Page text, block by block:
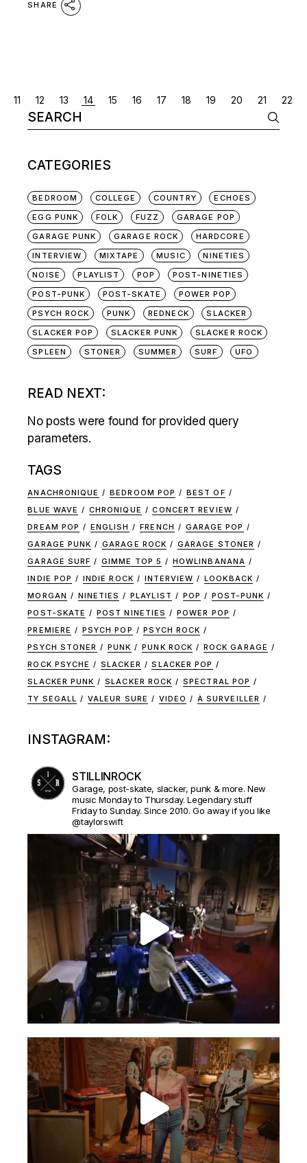
SHARE
POSTS
NAVIGATION
11 12 13 14 15 16 17 18 19 20 21 22
Search
for:
CATEGORIES
BEDROOM COLLEGE COUNTRY
ECHOES
EGG PUNK
FOLK FUZZ
GARAGE POP
GARAGE PUNK
GARAGE ROCK
HARDCORE
INTERVIEW
MIXTAPE MUSIC
NINETIES
NOISE
PLAYLIST POP
POST-NINETIES
POST-PUNK
POST-SKATE
POWER POP
PSYCH ROCK
PUNK REDNECK
SLACKER
SLACKER POP
SLACKER PUNK
SLACKER ROCK
SPLEEN
STONER SUMMER SURF UFO
READ NEXT:
No posts were found for provided query
parameters.
TAGS
ANACHRONIQUE BEDROOM POP
BEST OF
BLUE WAVE
CHRONIQUE
CONCERT REVIEW
DREAM POP
ENGLISH FRENCH
GARAGE POP
GARAGE PUNK
GARAGE ROCK
GARAGE STONER
GARAGE SURF
GIMME TOP 5
HOWLINBANANA
INDIE POP
INDIE ROCK INTERVIEW
LOOKBACK
MORGAN
NINETIES PLAYLIST POP
POST-PUNK
POST-SKATE
POST NINETIES
POWER POP
PREMIERE
PSYCH POP
PSYCH ROCK
PSYCH STONER
PUNK PUNK ROCK
ROCK GARAGE
ROCK PSYCHE
SLACKER
SLACKER POP
SLACKER PUNK
SLACKER ROCK
SPECTRAL POP
TY SEGALL
VALEUR SURE VIDEO À SURVEILLER
INSTAGRAM:
STILLINROCK
Garage, post-skate, slacker, punk & more. New
music Monday to Thursday. Legendary stuff
Friday to Sunday. Since 2010. Go away if you like
@taylorswift